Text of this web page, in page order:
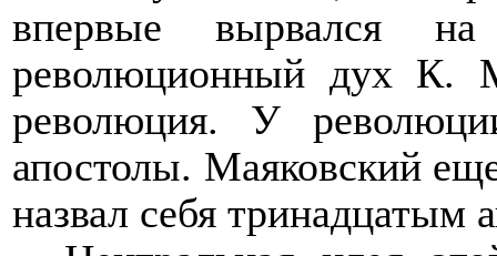
впервые вырвался
революционный дух К.
революция. У
апостолы. Маяковский
назвал себя тринадцатым